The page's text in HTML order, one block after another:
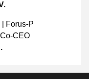
Co-CEO